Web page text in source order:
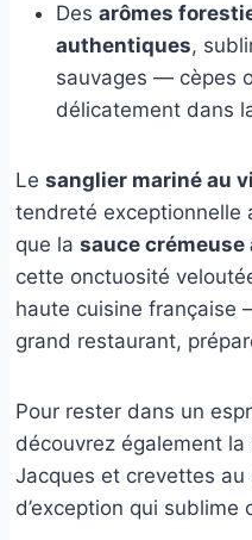
Des arômes
authentiques,
sauvages — cèpes
délicatement dans
Le sanglier mariné au
tendreté exceptionnelle
que la sauce
cette onctuosité
haute cuisine française
grand restaurant,
Pour rester dans un
découvrez également
Jacques et crevettes
d’exception qui sublime